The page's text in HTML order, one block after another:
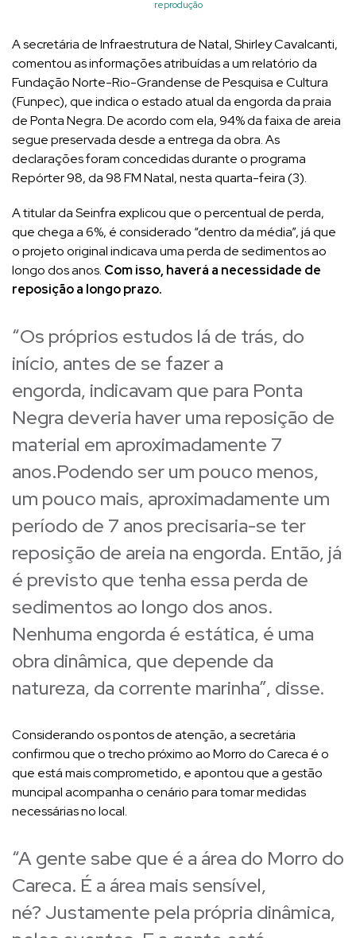
reprodução
A secretária de Infraestrutura de Natal, Shirley Cavalcanti,
comentou as informações atribuídas a um relatório da
Fundação Norte-Rio-Grandense de Pesquisa e Cultura
(Funpec), que indica o estado atual da engorda da praia
de Ponta Negra. De acordo com ela, 94% da faixa de areia
segue preservada desde a entrega da obra. As
declarações foram concedidas durante o programa
Repórter 98, da 98 FM Natal, nesta quarta-feira (3).
A titular da Seinfra explicou que o percentual de perda,
que chega a 6%, é considerado “dentro da média”, já que
o projeto original indicava uma perda de sedimentos ao
longo dos anos. Com isso, haverá a necessidade de
reposição a longo prazo.
“Os próprios estudos lá de trás, do
início, antes de se fazer a
engorda, indicavam que para Ponta
Negra deveria haver uma reposição de
material em aproximadamente 7
anos.Podendo ser um pouco menos,
um pouco mais, aproximadamente um
período de 7 anos precisaria-se ter
reposição de areia na engorda. Então, já
é previsto que tenha essa perda de
sedimentos ao longo dos anos.
Nenhuma engorda é estática, é uma
obra dinâmica, que depende da
natureza, da corrente marinha”, disse.
Considerando os pontos de atenção, a secretária
confirmou que o trecho próximo ao Morro do Careca é o
que está mais comprometido, e apontou que a gestão
muncipal acompanha o cenário para tomar medidas
necessárias no local.
“A gente sabe que é a área do Morro do
Careca. É a área mais sensível,
né? Justamente pela própria dinâmica,